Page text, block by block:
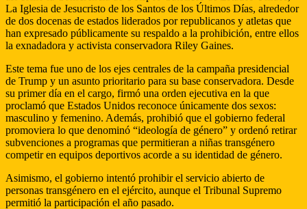
La Iglesia de Jesucristo de los Santos de los Últimos Días, alrededor
de dos docenas de estados liderados por republicanos y atletas que
han expresado públicamente su respaldo a la prohibición, entre ellos
la exnadadora y activista conservadora Riley Gaines.
Este tema fue uno de los ejes centrales de la campaña presidencial
de Trump y un asunto prioritario para su base conservadora. Desde
su primer día en el cargo, firmó una orden ejecutiva en la que
proclamó que Estados Unidos reconoce únicamente dos sexos:
masculino y femenino. Además, prohibió que el gobierno federal
promoviera lo que denominó “ideología de género” y ordenó retirar
subvenciones a programas que permitieran a niñas transgénero
competir en equipos deportivos acorde a su identidad de género.
Asimismo, el gobierno intentó prohibir el servicio abierto de
personas transgénero en el ejército, aunque el Tribunal Supremo
permitió la participación el año pasado.